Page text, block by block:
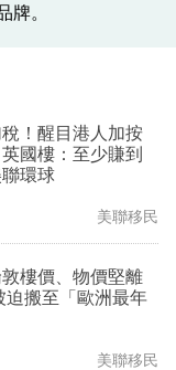
牌。
！醒目港人加按
國樓：至少賺到
環球
美聯移民
樓價、物價堅離
迫搬至「歐洲最年
美聯移民